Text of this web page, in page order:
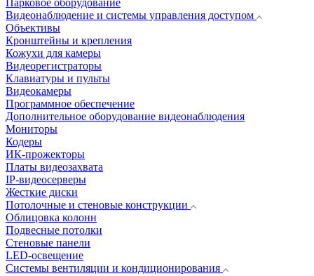
Парковое оборудование
Видеонаблюдение и системы управления доступом
Объективы
Кронштейны и крепления
Кожухи для камеры
Видеорегистраторы
Клавиатуры и пульты
Видеокамеры
Программное обеспечение
Дополнительное оборудование видеонаблюдения
Мониторы
Кодеры
ИК-прожекторы
Платы видеозахвата
IP-видеосерверы
Жесткие диски
Потолочные и стеновые конструкции
Облицовка колонн
Подвесные потолки
Стеновые панели
LED-освещение
Системы вентиляции и кондиционирования